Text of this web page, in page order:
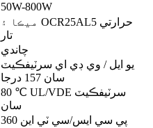
50W-800W
ميڪا ۽ OCR25AL5 حرارتي
تار
چاندي
يو ايل / وي ڊي اي سرٽيفڪيٽ
سان 157 درجا
80 ℃ UL/VDE سرٽيفڪيٽ
سان
360 پي سي ايس/سي ٽي اين